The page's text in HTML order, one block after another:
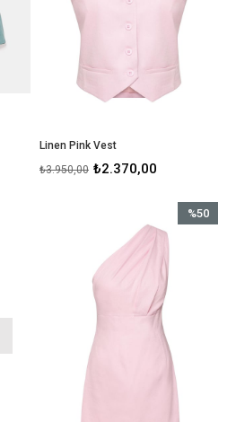
Linen Pink Vest
₺2.370,00
₺3.950,00
%50